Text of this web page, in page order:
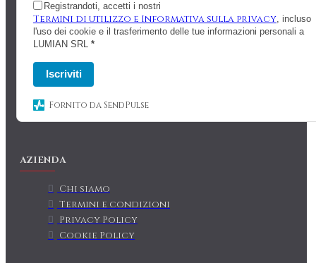
Registrandoti, accetti i nostri
Termini di utilizzo e Informativa sulla privacy, incluso
l'uso dei cookie e il trasferimento delle tue informazioni personali a
LUMIAN SRL *
Iscriviti
Fornito da SendPulse
AZIENDA
Chi siamo
Termini e condizioni
Privacy Policy
Cookie Policy